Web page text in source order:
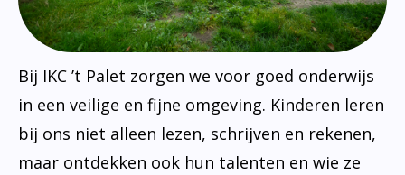
Bij IKC ’t Palet zorgen we voor goed onderwijs
in een veilige en fijne omgeving. Kinderen leren
bij ons niet alleen lezen, schrijven en rekenen,
maar ontdekken ook hun talenten en wie ze